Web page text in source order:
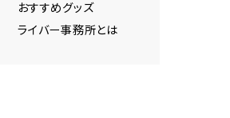
おすすめグッズ
ライバー事務所とは